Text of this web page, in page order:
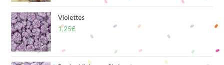
Violettes
1,25€